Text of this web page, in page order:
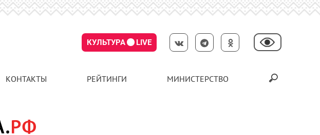
КУЛЬТУРА LIVE
КОНТАКТЫ РЕЙТИНГИ МИНИСТЕРСТВО